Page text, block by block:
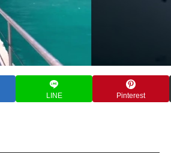
LINE Pinterest